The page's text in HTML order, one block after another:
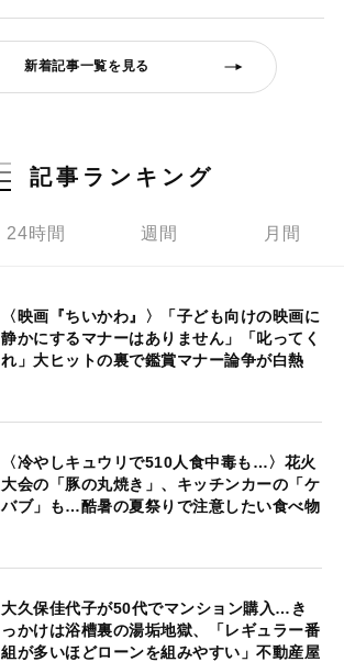
新着記事一覧を見る
記事ランキング
24時間 週間 月間
〈映画『ちいかわ』〉「子ども向けの映画に
静かにするマナーはありません」「叱ってく
れ」大ヒットの裏で鑑賞マナー論争が白熱
〈冷やしキュウリで510人食中毒も…〉花火
大会の「豚の丸焼き」、キッチンカーの「ケ
バブ」も…酷暑の夏祭りで注意したい食べ物
大久保佳代子が50代でマンション購入…き
っかけは浴槽裏の湯垢地獄、「レギュラー番
組が多いほどローンを組みやすい」不動産屋